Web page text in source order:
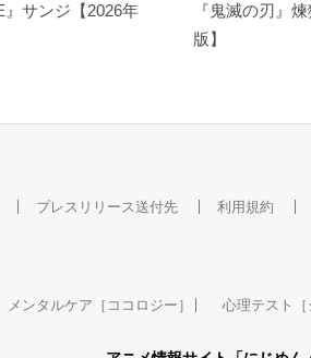
』サンジ【2026年
『鬼滅の刃』
版】
プレスリリース送付先 利用規約
メンタルケア［ココロジー］ 心理テスト［